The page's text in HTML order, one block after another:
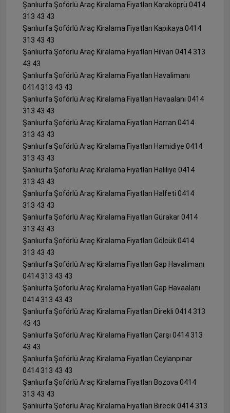
Şanlıurfa Şoförlü Araç Kiralama Fiyatları Karaköprü 0414
313 43 43
Şanlıurfa Şoförlü Araç Kiralama Fiyatları Kapıkaya 0414
313 43 43
Şanlıurfa Şoförlü Araç Kiralama Fiyatları Hilvan 0414 313
43 43
Şanlıurfa Şoförlü Araç Kiralama Fiyatları Havalimanı
0414 313 43 43
Şanlıurfa Şoförlü Araç Kiralama Fiyatları Havaalanı 0414
313 43 43
Şanlıurfa Şoförlü Araç Kiralama Fiyatları Harran 0414
313 43 43
Şanlıurfa Şoförlü Araç Kiralama Fiyatları Hamidiye 0414
313 43 43
Şanlıurfa Şoförlü Araç Kiralama Fiyatları Haliliye 0414
313 43 43
Şanlıurfa Şoförlü Araç Kiralama Fiyatları Halfeti 0414
313 43 43
Şanlıurfa Şoförlü Araç Kiralama Fiyatları Gürakar 0414
313 43 43
Şanlıurfa Şoförlü Araç Kiralama Fiyatları Gölcük 0414
313 43 43
Şanlıurfa Şoförlü Araç Kiralama Fiyatları Gap Havalimanı
0414 313 43 43
Şanlıurfa Şoförlü Araç Kiralama Fiyatları Gap Havaalanı
0414 313 43 43
Şanlıurfa Şoförlü Araç Kiralama Fiyatları Direkli 0414 313
43 43
Şanlıurfa Şoförlü Araç Kiralama Fiyatları Çarşı 0414 313
43 43
Şanlıurfa Şoförlü Araç Kiralama Fiyatları Ceylanpınar
0414 313 43 43
Şanlıurfa Şoförlü Araç Kiralama Fiyatları Bozova 0414
313 43 43
Şanlıurfa Şoförlü Araç Kiralama Fiyatları Birecik 0414 313